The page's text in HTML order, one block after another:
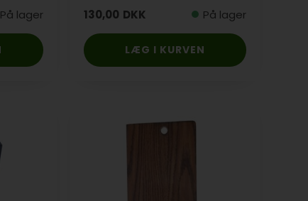
På lager
130,00 DKK På lager